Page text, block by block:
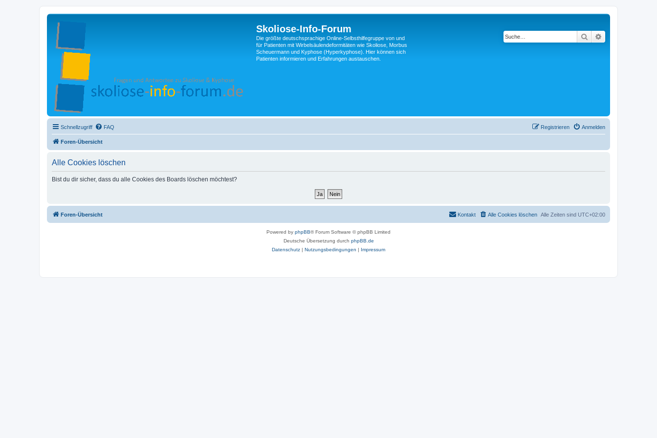
Skoliose-Info-Forum
Die größte deutschsprachige Online-Selbsthilfegruppe von und
für Patienten mit Wirbelsäulendeformitäten wie Skoliose, Morbus
Scheuermann und Kyphose (Hyperkyphose). Hier können sich
Patienten informieren und Erfahrungen austauschen.
Suche
Schnellzugriff FAQ Anmelden
Registrieren
Foren-Übersicht
Alle Cookies löschen
Bist du dir sicher, dass du alle Cookies des Boards löschen möchtest?
Foren-Übersicht Alle Zeiten sind UTC+02:00
Alle Cookies löschen
Kontakt
Powered by phpBB® Forum Software © phpBB Limited
Deutsche Übersetzung durch phpBB.de
Datenschutz | Nutzungsbedingungen | Impressum